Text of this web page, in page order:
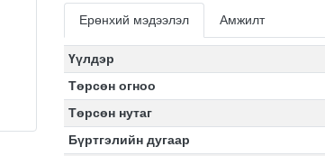
Ерөнхий мэдээлэл Амжилт
Үүлдэр
Төрсөн огноо
Төрсөн нутаг
Бүртгэлийн дугаар